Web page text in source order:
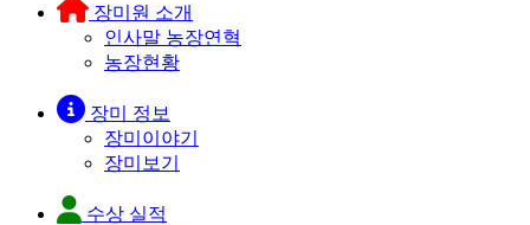
장미원 소개
인사말 농장연혁
농장현황
장미 정보
장미이야기
장미보기
수상 실적